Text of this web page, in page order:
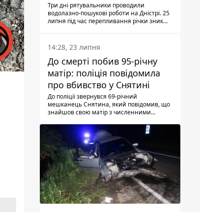
Три дні рятувальники проводили
водолазно-пошукові роботи на Дністрі. 25
липня під час перепливання річки зник
виявили тіло.
14:28, 23 липня
До смерті побив 95-річну
матір: поліція повідомила
про вбивство у Снятині
До поліції звернувся 69-річний
мешканець Снятина, який повідомив, що
знайшов свою матір з численними
з'ясували правоохоронці, ці травми жінці
наніс її син.